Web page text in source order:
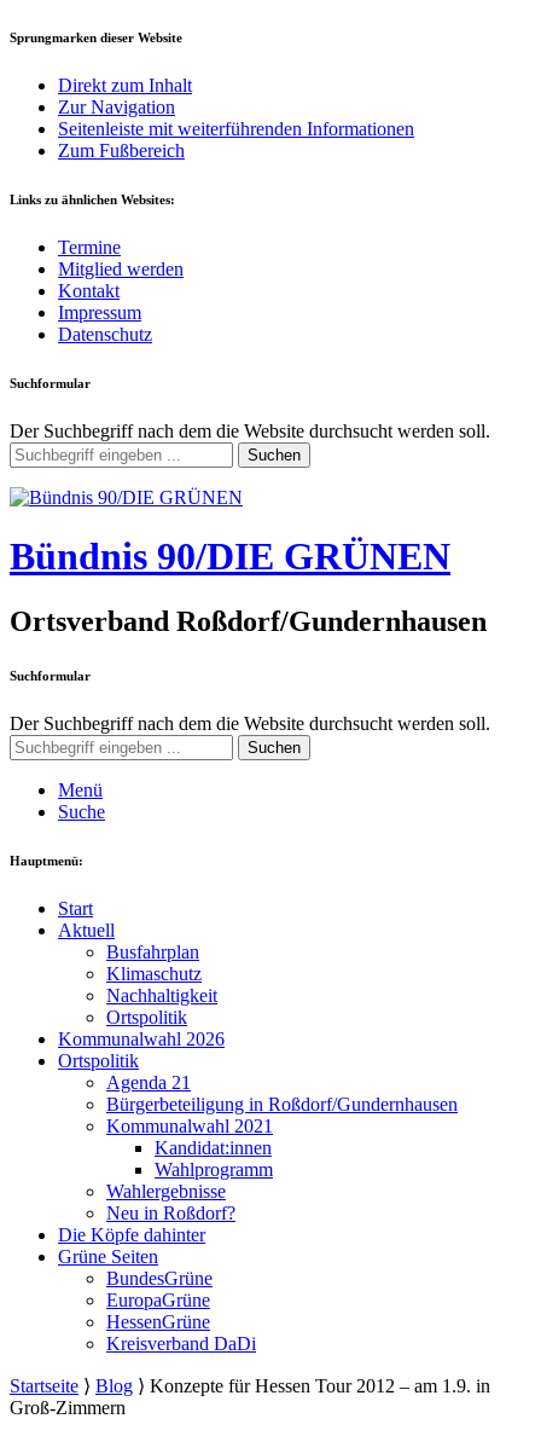
Sprungmarken dieser Website
Direkt zum Inhalt
Zur Navigation
Seitenleiste mit weiterführenden Informationen
Zum Fußbereich
Links zu ähnlichen Websites:
Termine
Mitglied werden
Kontakt
Impressum
Datenschutz
Suchformular
Der Suchbegriff nach dem die Website durchsucht werden soll.
Suchen
Bündnis 90/DIE GRÜNEN
Ortsverband Roßdorf/Gundernhausen
Suchformular
Der Suchbegriff nach dem die Website durchsucht werden soll.
Suchen
Menü
Suche
Hauptmenü:
Start
Aktuell
Busfahrplan
Klimaschutz
Nachhaltigkeit
Ortspolitik
Kommunalwahl 2026
Ortspolitik
Agenda 21
Bürgerbeteiligung in Roßdorf/Gundernhausen
Kommunalwahl 2021
Kandidat:innen
Wahlprogramm
Wahlergebnisse
Neu in Roßdorf?
Die Köpfe dahinter
Grüne Seiten
BundesGrüne
EuropaGrüne
HessenGrüne
Kreisverband DaDi
Startseite ⟩ Blog ⟩ Konzepte für Hessen Tour 2012 – am 1.9. in
Groß-Zimmern